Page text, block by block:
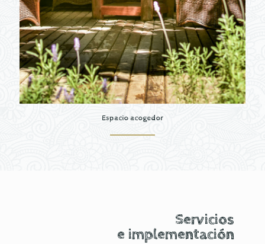
Espacio acogedor
Servicios
e implementación